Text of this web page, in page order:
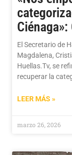
El Secretario de
Magdalena,
Huellas.Tv, se
recuperar la
LEER MÁS »
marzo 26, 2026